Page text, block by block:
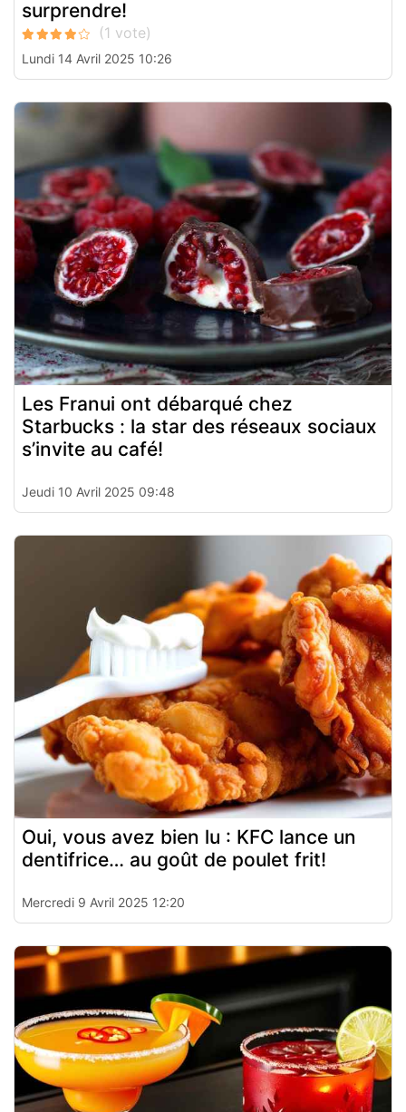
surprendre!
Lundi 14 Avril 2025 10:26
Les Franui ont débarqué chez
Starbucks : la star des réseaux sociaux
s’invite au café!
Jeudi 10 Avril 2025 09:48
Oui, vous avez bien lu : KFC lance un
dentifrice… au goût de poulet frit!
Mercredi 9 Avril 2025 12:20